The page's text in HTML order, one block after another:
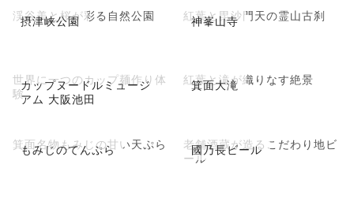
摂津峡公園
渓谷美と桜が彩る自然公園 神峯山寺
紅葉と毘沙門天の霊山古刹
カップヌードルミュージ
アム 大阪池田
世界に一つのカップ麺作り体
験
箕面大滝
紅葉と滝が織りなす絶景
もみじのてんぷら
箕面名物もみじの甘い天ぷら 國乃長ビール
老舗酒蔵が造るこだわり地ビ
ール